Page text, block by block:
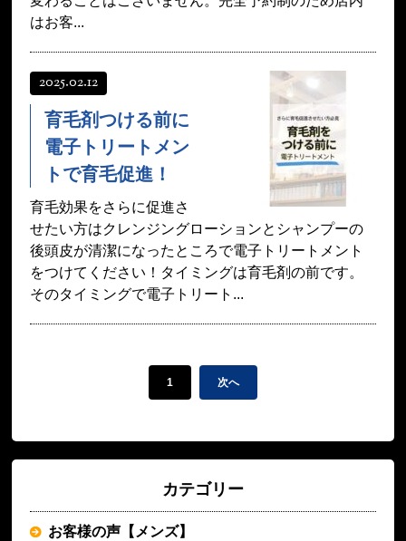
はお客...
2025.02.12
育毛剤つける前に
電子トリートメン
トで育毛促進！
育毛効果をさらに促進さ
せたい方はクレンジングローションとシャンプーの
後頭皮が清潔になったところで電子トリートメント
をつけてください！タイミングは育毛剤の前です。
そのタイミングで電子トリート...
1 次へ
カテゴリー
お客様の声【メンズ】